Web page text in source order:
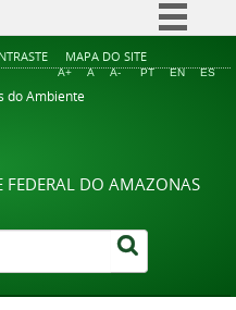
Simplifique!
Comunica BR
Legislação
Canais
MAPA DO SITE
A+ A A- PT EN ES
do Ambiente
FEDERAL DO AMAZONAS